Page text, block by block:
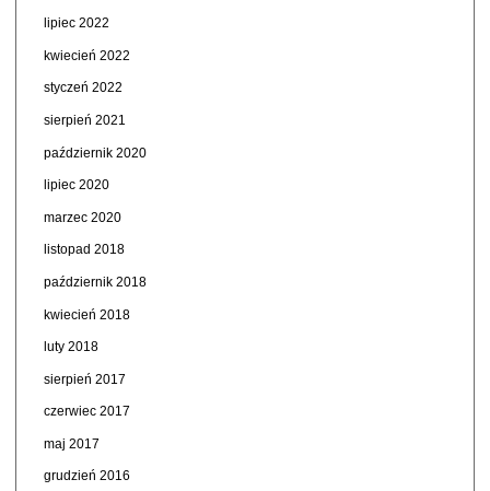
lipiec 2022
kwiecień 2022
styczeń 2022
sierpień 2021
październik 2020
lipiec 2020
marzec 2020
listopad 2018
październik 2018
kwiecień 2018
luty 2018
sierpień 2017
czerwiec 2017
maj 2017
grudzień 2016